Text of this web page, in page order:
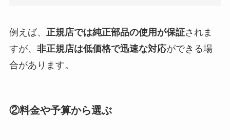
例えば、 正規店では純正部品の使用が保証されま
すが、 非正規店は低価格で迅速な対応ができる場
合があります。
②料金や予算から選ぶ